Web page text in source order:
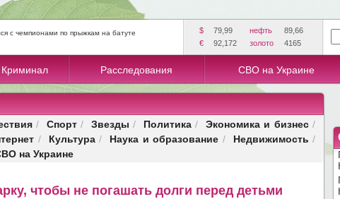
с чемпионами по прыжкам на батуте
$ 79,99 нефть
89,66
€
92,172 золото 4165
Криминал Расследования СВО на Украине
/ Спорт / Звезды / Политика / Экономика и бизнес/
/ Культура/ Наука и образование / Недвижимость /
на Украине
чтобы не погашать долги перед детьми